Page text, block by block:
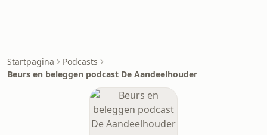
Startpagina
Podcasts
Beurs en beleggen podcast De Aandeelhouder